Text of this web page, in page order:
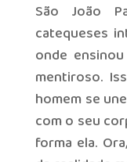
São João
catequeses
onde
mentiroso.
homem se
com o seu
forma ela.